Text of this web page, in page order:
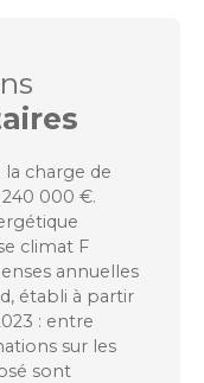
la charge de
000 €.
climat F
annuelles
établi à partir
: entre
sur les
sont